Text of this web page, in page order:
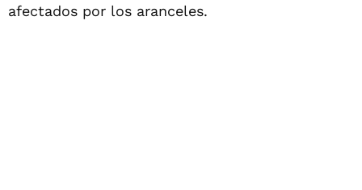
afectados por los aranceles.